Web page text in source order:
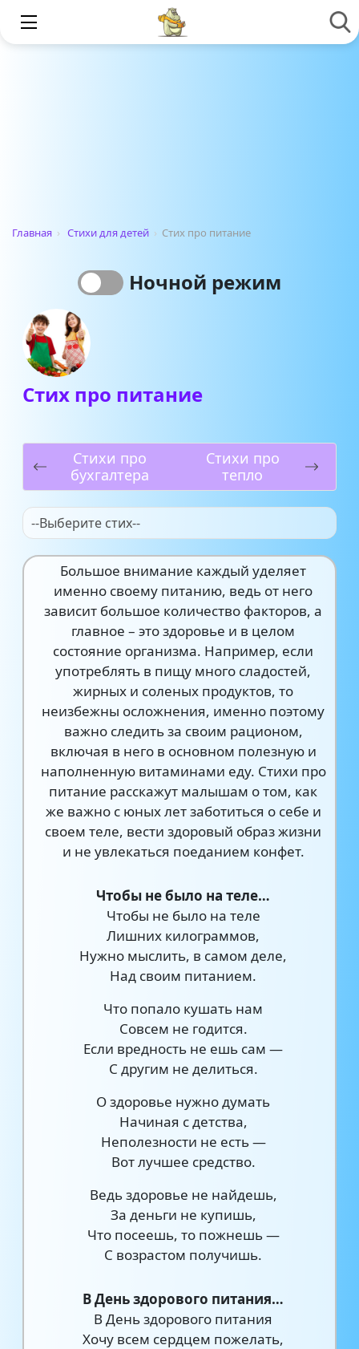
Главная › Стихи для детей › Стих про питание
Ночной режим
Стих про питание
Стихи про
бухгалтера
Стихи про
тепло
--Выберите стих--
Большое внимание каждый уделяет
именно своему питанию, ведь от него
зависит большое количество факторов, а
главное – это здоровье и в целом
состояние организма. Например, если
употреблять в пищу много сладостей,
жирных и соленых продуктов, то
неизбежны осложнения, именно поэтому
важно следить за своим рационом,
включая в него в основном полезную и
наполненную витаминами еду. Стихи про
питание расскажут малышам о том, как
же важно с юных лет заботиться о себе и
своем теле, вести здоровый образ жизни
и не увлекаться поеданием конфет.
Чтобы не было на теле…
Чтобы не было на теле
Лишних килограммов,
Нужно мыслить, в самом деле,
Над своим питанием.
Что попало кушать нам
Совсем не годится.
Если вредность не ешь сам —
С другим не делиться.
О здоровье нужно думать
Начиная с детства,
Неполезности не есть —
Вот лучшее средство.
Ведь здоровье не найдешь,
За деньги не купишь,
Что посеешь, то пожнешь —
С возрастом получишь.
В День здорового питания…
В День здорового питания
Хочу всем сердцем пожелать,